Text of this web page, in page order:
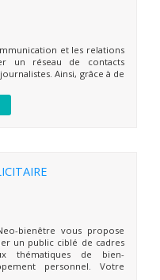
et les relations
un réseau de contacts
Ainsi, grâce à de
Neo-bienêtre vous propose
un public ciblé de cadres
thématiques de bien-
personnel. Votre